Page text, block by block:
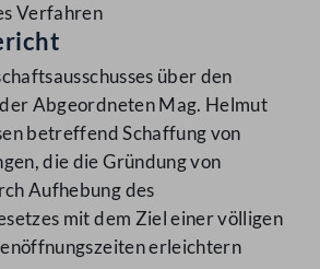
Verfahren
über den
Abgeordneten Mag. Helmut
betreffend Schaffung von
die die Gründung von
Aufhebung des
mit dem Ziel einer völligen
erleichtern